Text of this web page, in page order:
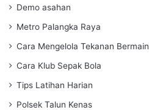
Demo asahan
Metro Palangka Raya
Cara Mengelola Tekanan Bermain
Cara Klub Sepak Bola
Tips Latihan Harian
Polsek Talun Kenas